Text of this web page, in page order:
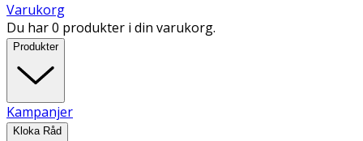
Varukorg
Du har 0 produkter i din varukorg.
Produkter
Kampanjer
Kloka Råd